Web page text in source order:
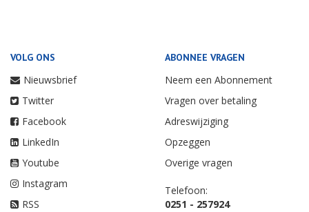
VOLG ONS
Nieuwsbrief
Twitter
Facebook
LinkedIn
Youtube
Instagram
RSS
ABONNEE VRAGEN
Neem een Abonnement
Vragen over betaling
Adreswijziging
Opzeggen
Overige vragen
Telefoon:
0251 - 257924